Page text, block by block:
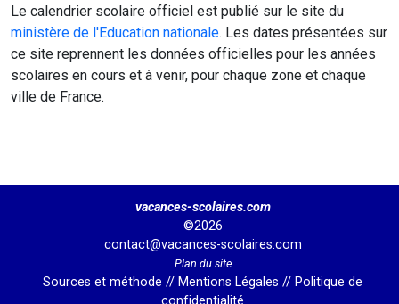
Le calendrier scolaire officiel est publié sur le site du
ministère de l'Education nationale. Les dates présentées sur
ce site reprennent les données officielles pour les années
scolaires en cours et à venir, pour chaque zone et chaque
ville de France.
vacances-scolaires.com
©2026
contact@vacances-scolaires.com
Plan du site
Sources et méthode // Mentions Légales // Politique de